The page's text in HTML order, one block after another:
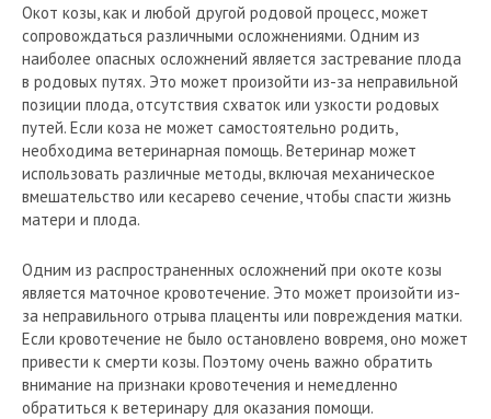
Окот козы, как и любой другой родовой процесс, может
сопровождаться различными осложнениями. Одним из
наиболее опасных осложнений является застревание плода
в родовых путях. Это может произойти из-за неправильной
позиции плода, отсутствия схваток или узкости родовых
путей. Если коза не может самостоятельно родить,
необходима ветеринарная помощь. Ветеринар может
использовать различные методы, включая механическое
вмешательство или кесарево сечение, чтобы спасти жизнь
матери и плода.
Одним из распространенных осложнений при окоте козы
является маточное кровотечение. Это может произойти из-
за неправильного отрыва плаценты или повреждения матки.
Если кровотечение не было остановлено вовремя, оно может
привести к смерти козы. Поэтому очень важно обратить
внимание на признаки кровотечения и немедленно
обратиться к ветеринару для оказания помощи.